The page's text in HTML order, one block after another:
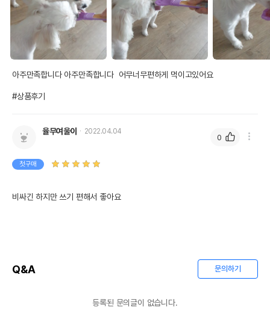
아주만족합니다 아주만족합니다  어무너무편하게 먹이고있어요
#상품후기
율무여울이 2022.04.04
첫구매
비싸긴 하지만 쓰기 편해서 좋아요
0
Q&A 문의하기
등록된 문의글이 없습니다.